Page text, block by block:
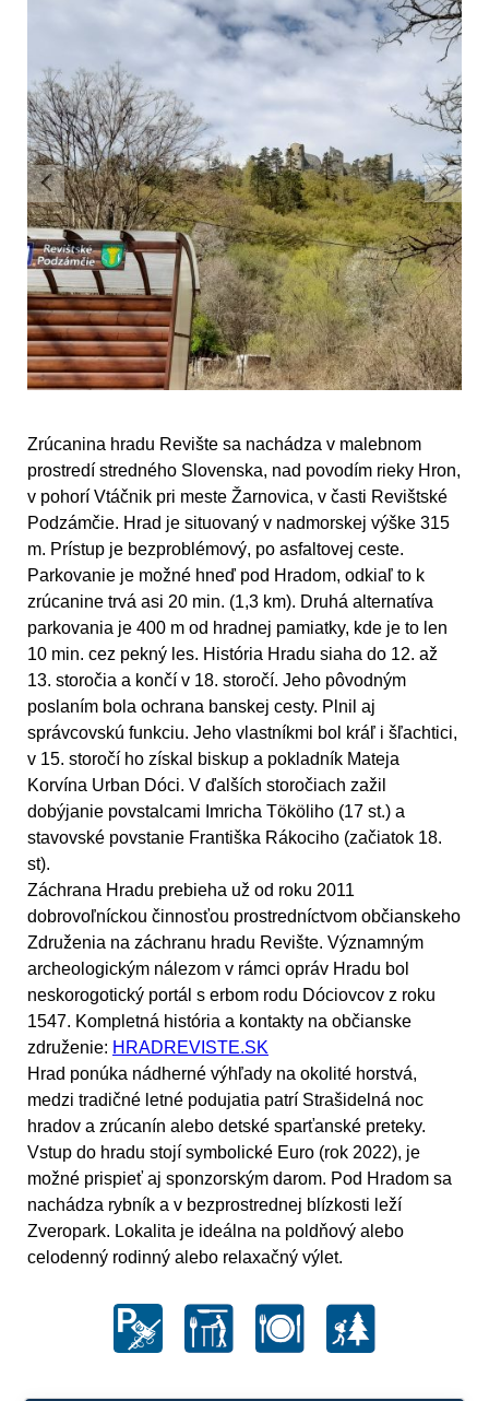
Zrúcanina hradu Revište sa nachádza v malebnom
prostredí stredného Slovenska, nad povodím rieky Hron,
v pohorí Vtáčnik pri meste Žarnovica, v časti Revištské
Podzámčie. Hrad je situovaný v nadmorskej výške 315
m. Prístup je bezproblémový, po asfaltovej ceste.
Parkovanie je možné hneď pod Hradom, odkiaľ to k
zrúcanine trvá asi 20 min. (1,3 km). Druhá alternatíva
parkovania je 400 m od hradnej pamiatky, kde je to len
10 min. cez pekný les. História Hradu siaha do 12. až
13. storočia a končí v 18. storočí. Jeho pôvodným
poslaním bola ochrana banskej cesty. Plnil aj
správcovskú funkciu. Jeho vlastníkmi bol kráľ i šľachtici,
v 15. storočí ho získal biskup a pokladník Mateja
Korvína Urban Dóci. V ďalších storočiach zažil
dobýjanie povstalcami Imricha Tököliho (17 st.) a
stavovské povstanie Františka Rákociho (začiatok 18.
st).
Záchrana Hradu prebieha už od roku 2011
dobrovoľníckou činnosťou prostredníctvom občianskeho
Združenia na záchranu hradu Revište. Významným
archeologickým nálezom v rámci opráv Hradu bol
neskorogotický portál s erbom rodu Dóciovcov z roku
1547. Kompletná história a kontakty na občianske
združenie: HRADREVISTE.SK
Hrad ponúka nádherné výhľady na okolité horstvá,
medzi tradičné letné podujatia patrí Strašidelná noc
hradov a zrúcanín alebo detské sparťanské preteky.
Vstup do hradu stojí symbolické Euro (rok 2022), je
možné prispieť aj sponzorským darom. Pod Hradom sa
nachádza rybník a v bezprostrednej blízkosti leží
Zveropark. Lokalita je ideálna na poldňový alebo
celodenný rodinný alebo relaxačný výlet.